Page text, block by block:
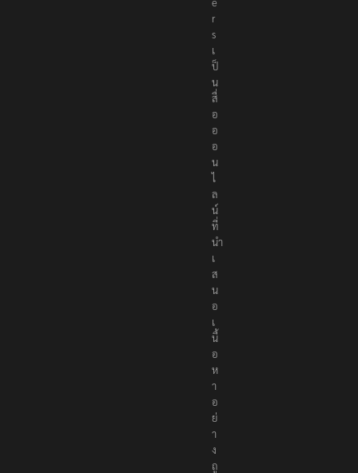
r
s
เ
ป็
น
สื่
อ
อ
อ
น
ไ
ล
น์
ที่
นำ
เ
ส
น
อ
เ
นื้
อ
ห
า
อ
ย่
า
ง
ถู